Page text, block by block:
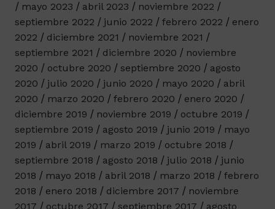
mayo 2023
abril 2023
noviembre 2022
septiembre 2022
junio 2022 febrero 2022
enero
2022
diciembre 2021
noviembre 2021
septiembre 2021
diciembre 2020
noviembre
2020
octubre 2020 septiembre 2020
agosto
2020
julio 2020 junio 2020 mayo 2020
abril
2020
marzo 2020 febrero 2020
enero 2020
diciembre 2019
noviembre 2019
octubre 2019
septiembre 2019
agosto 2019 junio 2019
mayo
2019
abril 2019 marzo 2019
octubre 2018
septiembre 2018
agosto 2018 julio 2018
junio
2018
mayo 2018 abril 2018 marzo 2018
febrero
2018
enero 2018 diciembre 2017
noviembre
2017
octubre 2017 septiembre 2017
agosto